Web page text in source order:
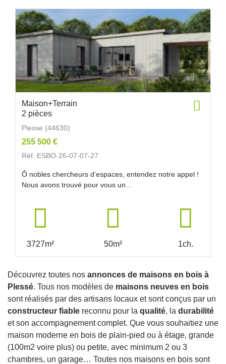
Maison+Terrain
2 pièces
Plesse (44630)
255 500 €
Réf. ESBO-26-07-07-27
Ô nobles chercheurs d’espaces, entendez notre appel !
Nous avons trouvé pour vous un...
3727m² 50m² 1ch.
Découvrez toutes nos annonces de maisons en bois à
Plessé. Tous nos modèles de maisons neuves en bois
sont réalisés par des artisans locaux et sont conçus par un
constructeur fiable reconnu pour la qualité, la durabilité
et son accompagnement complet. Que vous souhaitiez une
maison moderne en bois de plain-pied ou à étage, grande
(100m2 voire plus) ou petite, avec minimum 2 ou 3
chambres, un garage… Toutes nos maisons en bois sont